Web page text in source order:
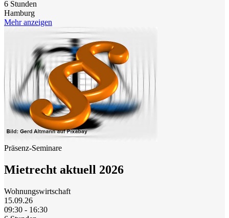
6 Stunden
Hamburg
Mehr anzeigen
Präsenz-Seminare
Mietrecht aktuell 2026
Wohnungswirtschaft
15.09.26
09:30 - 16:30